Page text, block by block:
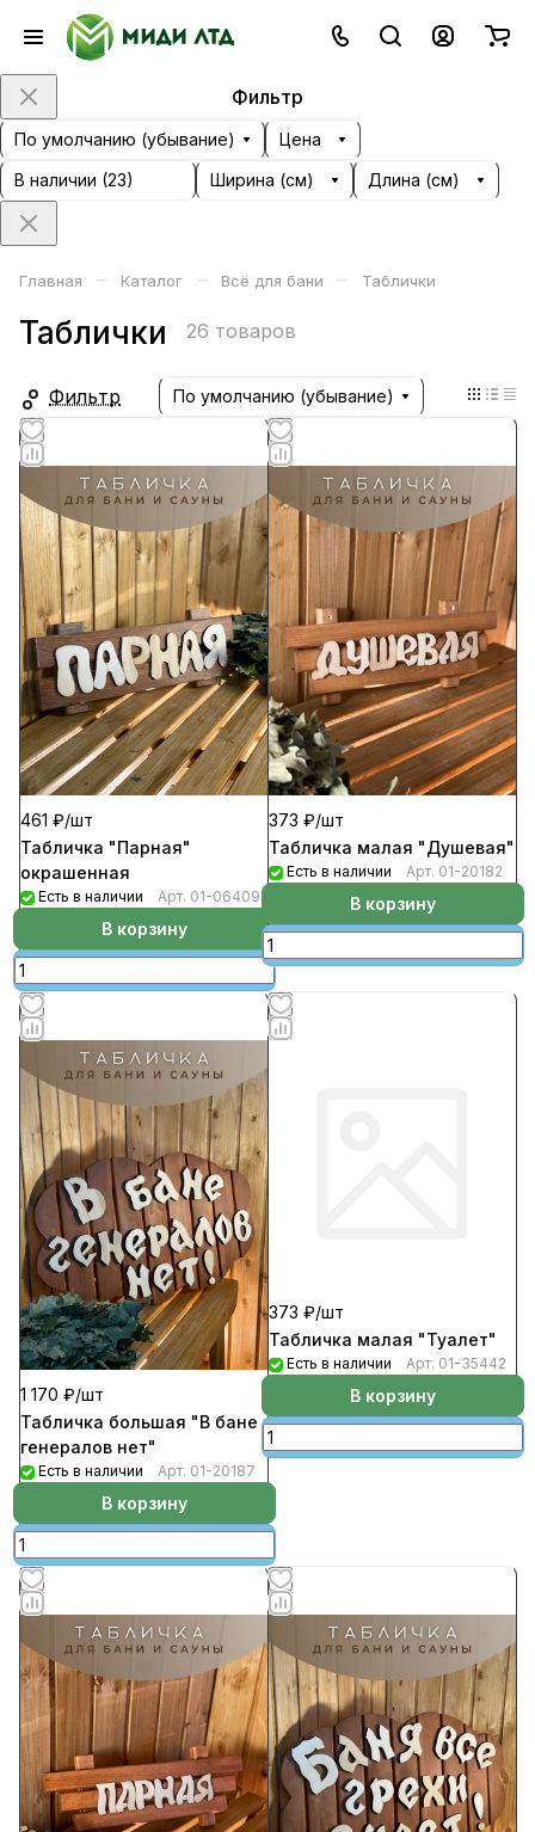
Фильтр
По умолчанию (убывание)
Цена
В наличии (23) Ширина (см) Длина (см)
Главная – Каталог – Всё для бани – Таблички
Таблички 26 товаров
Фильтр По умолчанию (убывание)
461 ₽/шт
Табличка "Парная"
окрашенная
Есть в наличии Арт. 01-06409
В корзину
373 ₽/шт
Табличка малая "Душевая"
Есть в наличии Арт. 01-20182
В корзину
1 170 ₽/шт
Табличка большая "В бане
генералов нет"
Есть в наличии Арт. 01-20187
В корзину
373 ₽/шт
Табличка малая "Туалет"
Есть в наличии Арт. 01-35442
В корзину